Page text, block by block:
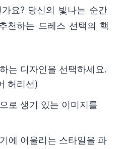
요? 당신의 빛나는 순간
천하는 드레스 선택의 핵
는 디자인을 선택하세요.
허리선)
로 생기 있는 이미지를
에 어울리는 스타일을 파